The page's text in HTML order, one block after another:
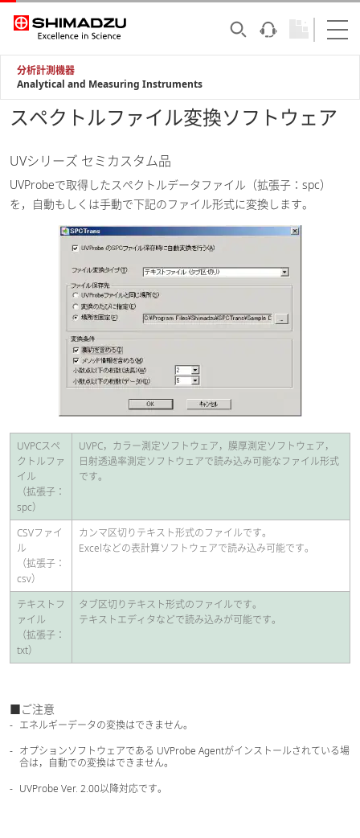
分析計測機器
Analytical and Measuring Instruments
スペクトルファイル変換ソフトウェア
UVシリーズ セミカスタム品
UVProbeで取得したスペクトルデータファイル（拡張子：spc）
を，自動もしくは手動で下記のファイル形式に変換します。
UVPCスペ
クトルファ
イル
（拡張子：
spc）
UVPC，カラー測定ソフトウェア，膜厚測定ソフトウェア，
日射透過率測定ソフトウェアで読み込み可能なファイル形式
です。
CSVファイ
ル
（拡張子：
csv）
カンマ区切りテキスト形式のファイルです。
Excelなどの表計算ソフトウェアで読み込み可能です。
テキストフ
ァイル
（拡張子：
txt）
タブ区切りテキスト形式のファイルです。
テキストエディタなどで読み込みが可能です。
■ご注意
エネルギーデータの変換はできません。
オプションソフトウェアである UVProbe Agentがインストールされている場
合は，自動での変換はできません。
UVProbe Ver. 2.00以降対応です。